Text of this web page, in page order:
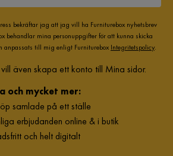
bekräftar jag att jag vill ha Furniturebox nyhetsbrev
behandlar mina personuppgifter för att kunna skicka
anpassats till mig enligt Furniturebox Integritetspolicy.
även skapa ett konto till Mina sidor.
och mycket mer:
samlade på ett ställe
erbjudanden online & i butik
och helt digitalt